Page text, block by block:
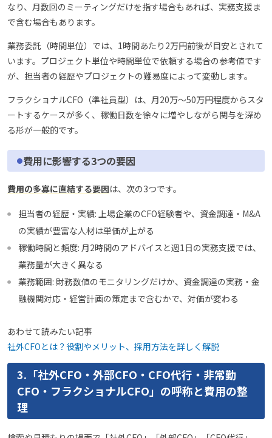
なり、月数回のミーティングだけを指す場合もあれば、実務支援ま
で含む場合もあります。
業務委託（時間単位）では、1時間あたり2万円前後が目安とされて
います。プロジェクト単位や時間単位で依頼する場合の参考値です
が、担当者の経歴やプロジェクトの難易度によって変動します。
フラクショナルCFO（準社員型）は、月20万〜50万円程度からスタ
ートするケースが多く、稼働日数を徐々に増やしながら関与を深め
る形が一般的です。
費用に影響する3つの要因
費用の多寡に直結する要因は、次の3つです。
担当者の経歴・実績: 上場企業のCFO経験者や、資金調達・M&A
の実績が豊富な人材は単価が上がる
稼働時間と頻度: 月2時間のアドバイスと週1日の実務支援では、
業務量が大きく異なる
業務範囲: 財務数値のモニタリングだけか、資金調達の実務・金
融機関対応・経営計画の策定まで含むかで、対価が変わる
あわせて読みたい記事
社外CFOとは？役割やメリット、採用方法を詳しく解説
3.「社外CFO・外部CFO・CFO代行・非常勤
CFO・フラクショナルCFO」の呼称と費用の整
理